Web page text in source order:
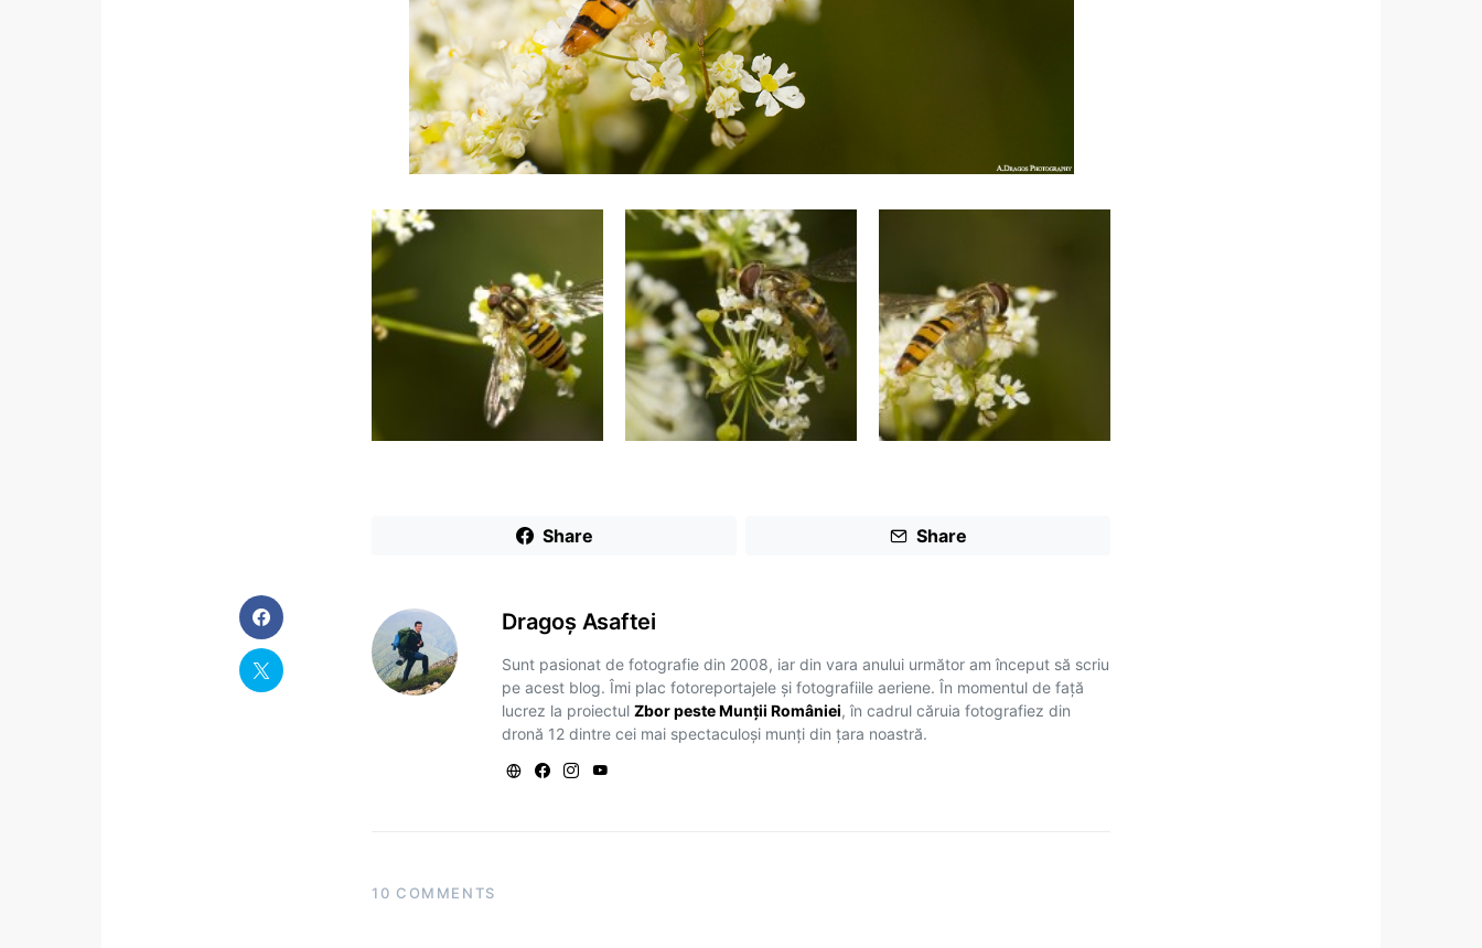
Share Share
Dragoş Asaftei
Sunt pasionat de fotografie din 2008, iar din vara anului următor am început să scriu
pe acest blog. Îmi plac fotoreportajele și fotografiile aeriene. În momentul de față
lucrez la proiectulZbor peste Munții României, în cadrul căruia fotografiez din
dronă 12 dintre cei mai spectaculoși munți din țara noastră.
10 COMMENTS